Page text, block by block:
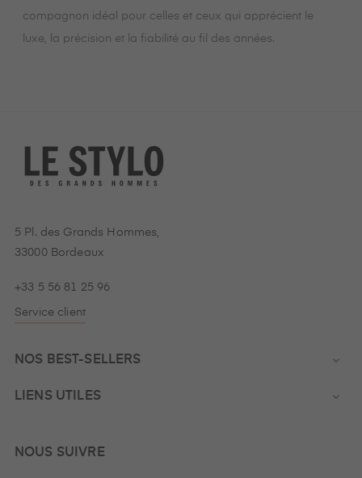
compagnon idéal pour celles et ceux qui apprécient le
luxe, la précision et la fiabilité au fil des années.
5 Pl. des Grands Hommes,
33000 Bordeaux
+33 5 56 81 25 96
Service client
NOS BEST-SELLERS 
LIENS UTILES 
NOUS SUIVRE